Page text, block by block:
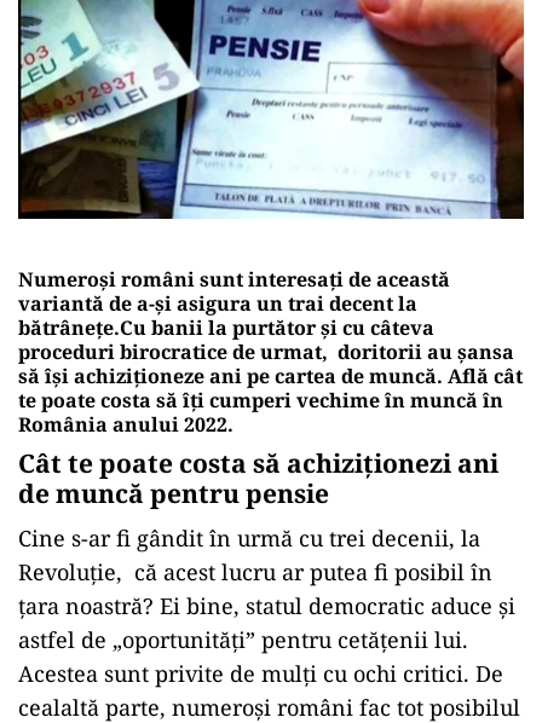
Numeroși români sunt interesați de această
variantă de a-și asigura un trai decent la
bătrânețe.Cu banii la purtător și cu câteva
proceduri birocratice de urmat, doritorii aușansa
să își achiziționeze ani pe cartea de muncă. Află cât
te poate costa să îți cumperi vechime în muncă în
România anului 2022.
Cât te poate costa să achiziționezi ani
de muncă pentru pensie
Cine s-ar fi gândit în urmă cu trei decenii, la
Revoluție, că acest lucru ar putea fi posibil în
țara noastră? Ei bine, statul democratic aduce și
astfel de „oportunități” pentru cetățenii lui.
Acestea sunt privite de mulți cu ochi critici. De
cealaltă parte, numeroși români fac tot posibilul